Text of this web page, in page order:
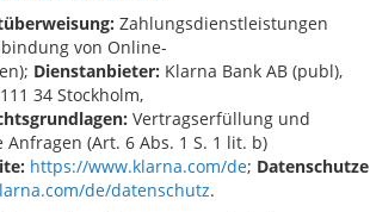
Zahlungsdienstleistungen
von Online-
Dienstanbieter: Klarna Bank AB (publ),
34 Stockholm,
Vertragserfüllung und
(Art. 6 Abs. 1 S. 1 lit. b)
: https://www.klarna.com/de;
de/datenschutz.